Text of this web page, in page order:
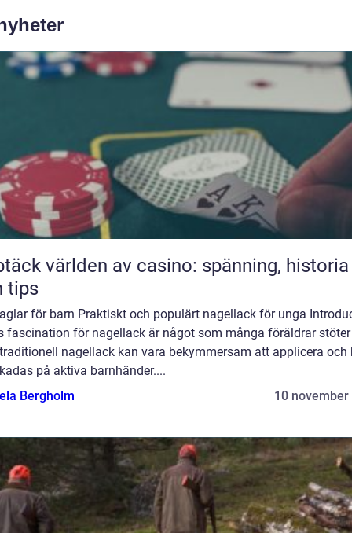
världen av casino: spänning, historia
tips
för barn Praktiskt och populärt nagellack för unga
fascination för nagellack är något som många föräldrar
nagellack kan vara bekymmersam att applicera och
på aktiva barnhänder....
Bergholm
10 november